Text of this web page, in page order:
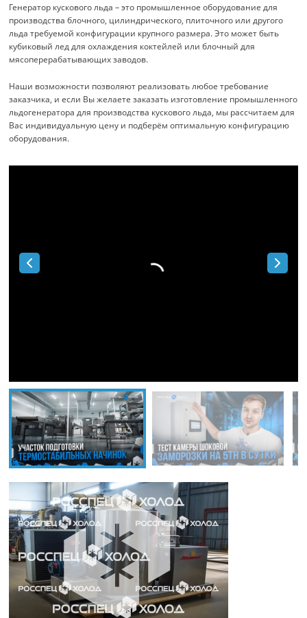
Генератор кускового льда – это промышленное оборудование для
производства блочного, цилиндрического, плиточного или другого
льда требуемой конфигурации крупного размера. Это может быть
кубиковый лед для охлаждения коктейлей или блочный для
мясоперерабатывающих заводов.
Наши возможности позволяют реализовать любое требование
заказчика, и если Вы желаете заказать изготовление промышленного
льдогенератора для производства кускового льда, мы рассчитаем для
Вас индивидуальную цену и подберём оптимальную конфигурацию
оборудования.